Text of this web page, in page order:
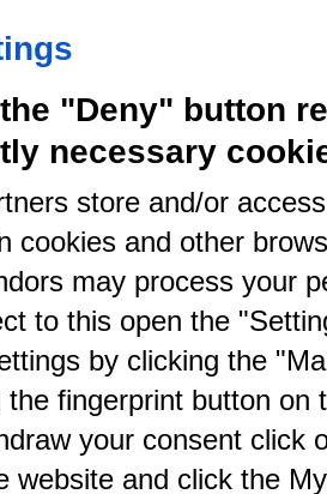
"Deny" button
necessary
store and/or
cookies and other
may process your
to this open the
by clicking the
fingerprint button on
your consent click
website and click the